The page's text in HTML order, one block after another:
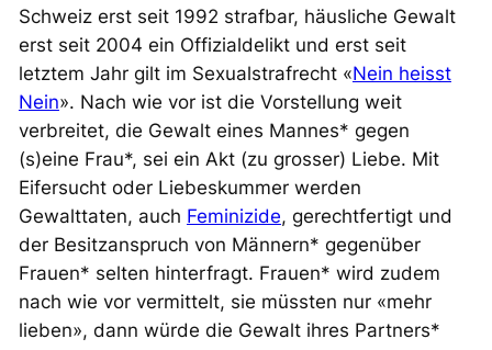
Schweiz erst seit 1992 strafbar, häusliche Gewalt
erst seit 2004 ein Offizialdelikt und erst seit
letztem Jahr gilt im Sexualstrafrecht «Nein heisst
Nein». Nach wie vor ist die Vorstellung weit
verbreitet, die Gewalt eines Mannes* gegen
(s)eine Frau*, sei ein Akt (zu grosser) Liebe. Mit
Eifersucht oder Liebeskummer werden
Gewalttaten, auch Feminizide, gerechtfertigt und
der Besitzanspruch von Männern* gegenüber
Frauen* selten hinterfragt. Frauen* wird zudem
nach wie vor vermittelt, sie müssten nur «mehr
lieben», dann würde die Gewalt ihres Partners*